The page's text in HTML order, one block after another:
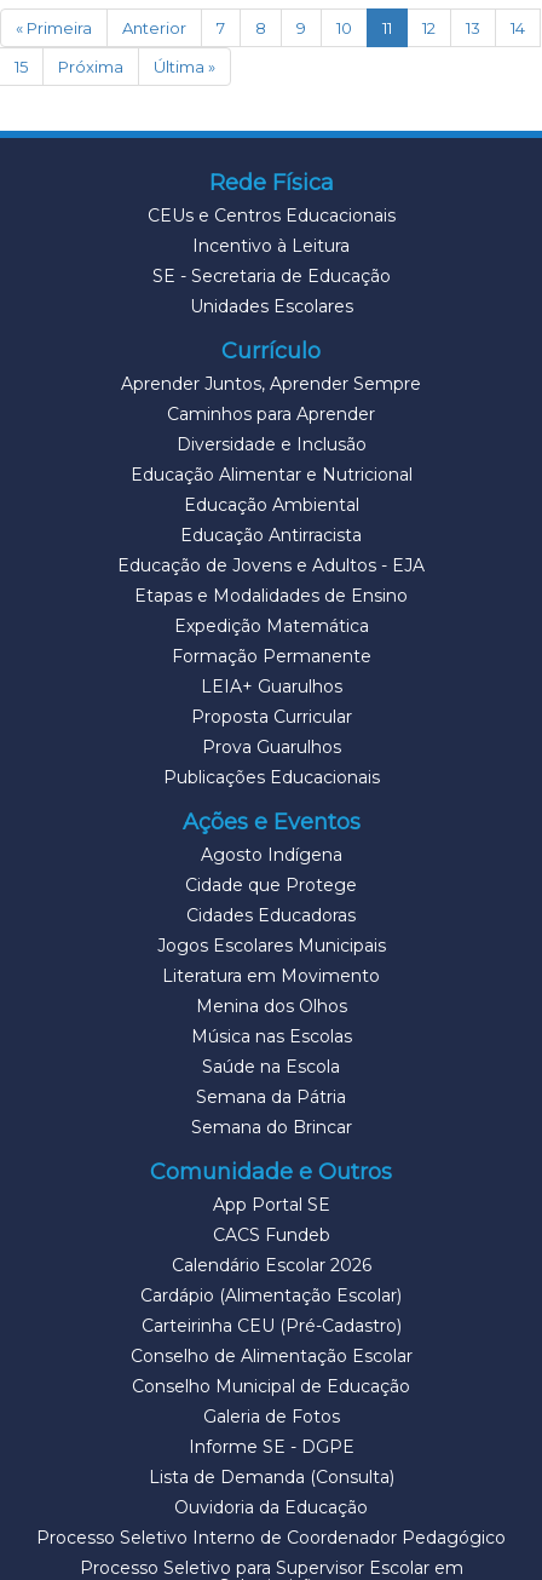
« Primeira Anterior 7 8 9 10 11 (current)
12 13
14
15
Próxima Última »
Rede Física
CEUs e Centros Educacionais
Incentivo à Leitura
SE - Secretaria de Educação
Unidades Escolares
Currículo
Aprender Juntos, Aprender Sempre
Caminhos para Aprender
Diversidade e Inclusão
Educação Alimentar e Nutricional
Educação Ambiental
Educação Antirracista
Educação de Jovens e Adultos - EJA
Etapas e Modalidades de Ensino
Expedição Matemática
Formação Permanente
LEIA+ Guarulhos
Proposta Curricular
Prova Guarulhos
Publicações Educacionais
Ações e Eventos
Agosto Indígena
Cidade que Protege
Cidades Educadoras
Jogos Escolares Municipais
Literatura em Movimento
Menina dos Olhos
Música nas Escolas
Saúde na Escola
Semana da Pátria
Semana do Brincar
Comunidade e Outros
App Portal SE
CACS Fundeb
Calendário Escolar 2026
Cardápio (Alimentação Escolar)
Carteirinha CEU (Pré-Cadastro)
Conselho de Alimentação Escolar
Conselho Municipal de Educação
Galeria de Fotos
Informe SE - DGPE
Lista de Demanda (Consulta)
Ouvidoria da Educação
Processo Seletivo Interno de Coordenador Pedagógico
Processo Seletivo para Supervisor Escolar em